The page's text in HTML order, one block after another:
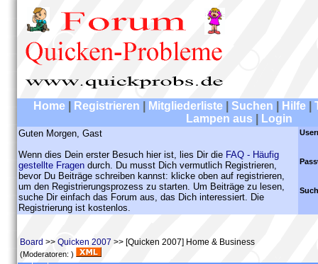
Home Registrieren Mitgliederliste Suchen Hilfe
Lampen aus
Login
Guten Morgen, Gast
Wenn dies Dein erster Besuch hier ist, lies Dir die FAQ - Häufig
gestellte Fragen durch. Du musst Dich vermutlich Registrieren,
bevor Du Beiträge schreiben kannst: klicke oben auf registrieren,
um den Registrierungsprozess zu starten. Um Beiträge zu lesen,
suche Dir einfach das Forum aus, das Dich interessiert. Die
Registrierung ist kostenlos.
Board >> Quicken 2007 >> [Quicken 2007] Home & Business
(Moderatoren: )